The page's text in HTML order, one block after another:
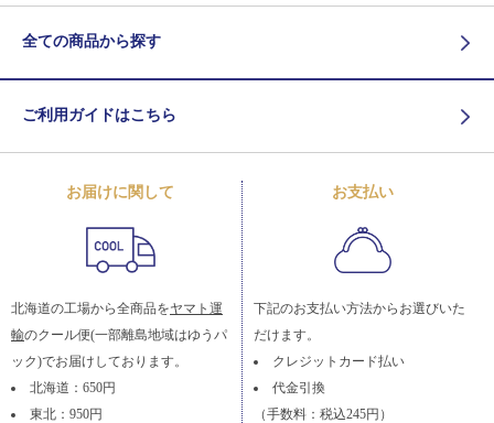
全ての商品から探す
ご利用ガイドはこちら
お届けに関して
北海道の工場から全商品をヤマト運
輸のクール便(一部離島地域はゆうパ
ック)でお届けしております。
北海道：650円
東北：950円
お支払い
下記のお支払い方法からお選びいた
だけます。
クレジットカード払い
代金引換
（手数料：税込245円）